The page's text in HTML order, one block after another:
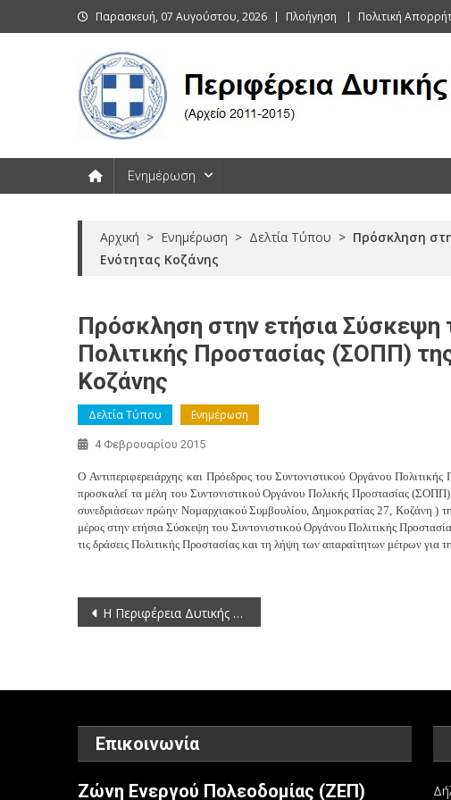
to
Παρασκευή, 07 Αυγούστου, 2026 Πλοήγηση Πολιτική
Περιφέρεια Δυτικής Μακεδονίας
Ενημέρωση
Αρχική > Ενημέρωση > Δελτία Τύπου > Πρόσκληση
Ενότητας Κοζάνης
Πρόσκληση στην ετήσια Σύσκεψη
Πολιτικής Προστασίας (ΣΟΠΠ)
Κοζάνης
Δελτία Τύπου Ενημέρωση
4 Φεβρουαρίου 2015
O Αντιπεριφερειάρχης και Πρόεδρος του Συντονιστικού Οργάνου
προσκαλεί τα μέλη του Συντονιστικού Οργάνου Πολικής Προστασίας
συνεδριάσεων πρώην Νομαρχιακού Συμβουλίου, Δημοκρατίας 27, Κοζάνη )
μέρος στην ετήσια Σύσκεψη του Συντονιστικού Οργάνου Πολιτικής
τις δράσεις Πολιτικής Προστασίας και τη λήψη των απαραίτητων μέτρων
Πλοήγηση
Η Περιφέρεια Δυτικής Μακεδονίας διενεργεί Πρόχειρο Διαγωνισμό για την προμήθεια αναλωσίμων ειδών Εκτυπωτών, φωτοτυπικών μηχανημάτων,πολυμηχανημάτων και συσκευών ΦΑΞ για τις ανάγκες των υπηρεσιών της Π.Δ.Μ.– Π.Ε. Κοζάνης έτους 2015
Επικοινωνία
Ζώνη Ενεργού Πολεοδομίας (ΖΕΠ)